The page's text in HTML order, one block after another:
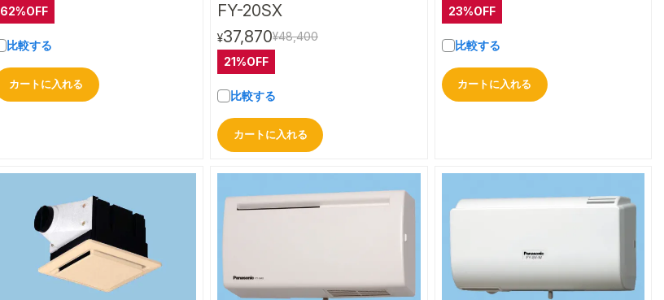
62%OFF
比較する
カートに入れる
FY-20SX
¥37,870¥48,400
21%OFF
比較する
カートに入れる
23%OFF
比較する
カートに入れる